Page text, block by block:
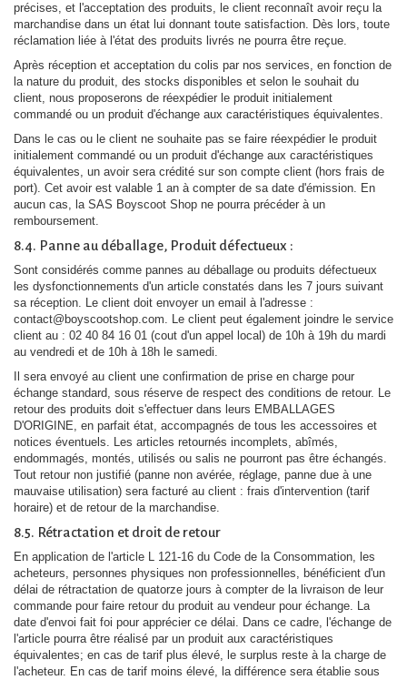
précises, et l'acceptation des produits, le client reconnaît avoir reçu la
marchandise dans un état lui donnant toute satisfaction. Dès lors, toute
réclamation liée à l'état des produits livrés ne pourra être reçue.
Après réception et acceptation du colis par nos services, en fonction de
la nature du produit, des stocks disponibles et selon le souhait du
client, nous proposerons de réexpédier le produit initialement
commandé ou un produit d'échange aux caractéristiques équivalentes.
Dans le cas ou le client ne souhaite pas se faire réexpédier le produit
initialement commandé ou un produit d'échange aux caractéristiques
équivalentes, un avoir sera crédité sur son compte client (hors frais de
port). Cet avoir est valable 1 an à compter de sa date d'émission. En
aucun cas, la SAS Boyscoot Shop ne pourra précéder à un
remboursement.
8.4. Panne au déballage, Produit défectueux :
Sont considérés comme pannes au déballage ou produits défectueux
les dysfonctionnements d'un article constatés dans les 7 jours suivant
sa réception. Le client doit envoyer un email à l'adresse :
contact@boyscootshop.com. Le client peut également joindre le service
client au : 02 40 84 16 01 (cout d'un appel local) de 10h à 19h du mardi
au vendredi et de 10h à 18h le samedi.
Il sera envoyé au client une confirmation de prise en charge pour
échange standard, sous réserve de respect des conditions de retour. Le
retour des produits doit s'effectuer dans leurs EMBALLAGES
D'ORIGINE, en parfait état, accompagnés de tous les accessoires et
notices éventuels. Les articles retournés incomplets, abîmés,
endommagés, montés, utilisés ou salis ne pourront pas être échangés.
Tout retour non justifié (panne non avérée, réglage, panne due à une
mauvaise utilisation) sera facturé au client : frais d'intervention (tarif
horaire) et de retour de la marchandise.
8.5. Rétractation et droit de retour
En application de l'article L 121-16 du Code de la Consommation, les
acheteurs, personnes physiques non professionnelles, bénéficient d'un
délai de rétractation de quatorze jours à compter de la livraison de leur
commande pour faire retour du produit au vendeur pour échange. La
date d'envoi fait foi pour apprécier ce délai. Dans ce cadre, l'échange de
l'article pourra être réalisé par un produit aux caractéristiques
équivalentes; en cas de tarif plus élevé, le surplus reste à la charge de
l'acheteur. En cas de tarif moins élevé, la différence sera établie sous